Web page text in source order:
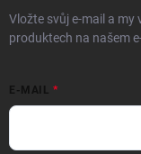
Vložte svůj e-mail a
produktech na našem
E-MAIL